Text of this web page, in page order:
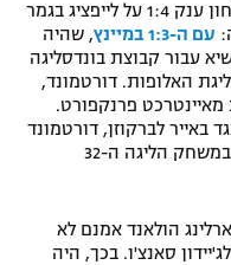
השלימה שבוע מהסרטים כשאחרי ניצחון ענק 1:4 על לייפציג בגמר
עם ה-1:3 במיינץ
, שהיה
עבור קבוצת בונדסליגה
האלופות. דורטמונד,
פרנקפורט.
לברקוזן, דורטמונד
תוכל להשוות שיא מועדון אם תכבוש במשחק הליגה ה-32
הולאנד אמנם לא
בישל לג'יידון סאנצ'ו. בכך, היה